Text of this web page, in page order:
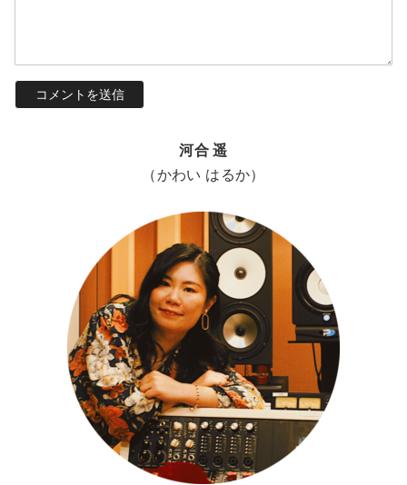
河合 遥
（かわい はるか）